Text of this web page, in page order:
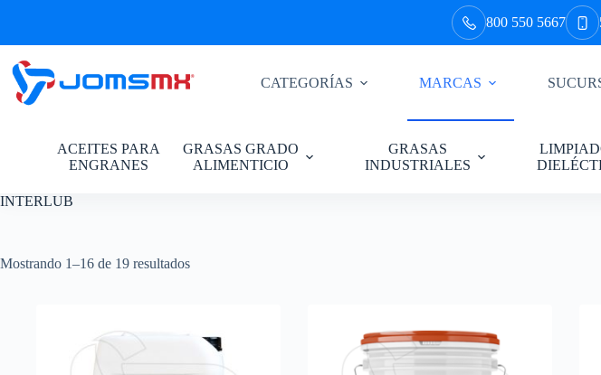
800 550 5667
CATEGORÍAS MARCAS
ACEITES PARA
ENGRANES
GRASAS GRADO
ALIMENTICIO
GRASAS
INDUSTRIALES
INTERLUB
Mostrando 1–16 de 19 resultados